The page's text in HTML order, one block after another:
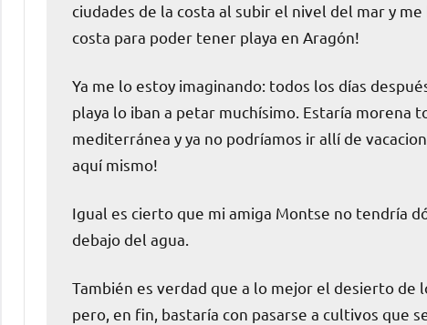
ciudades de la costa al subir el nivel del mar y
costa para poder tener playa en Aragón!
Ya me lo estoy imaginando: todos los días
playa lo iban a petar muchísimo. Estaría morena
mediterránea y ya no podríamos ir allí de
aquí mismo!
Igual es cierto que mi amiga Montse no tendría
debajo del agua.
También es verdad que a lo mejor el desierto
pero, en fin, bastaría con pasarse a cultivos que